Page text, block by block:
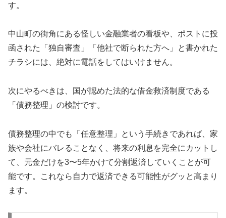
す。
中山町の街角にある怪しい金融業者の看板や、ポストに投
函された「独自審査」「他社で断られた方へ」と書かれた
チラシには、絶対に電話をしてはいけません。
次にやるべきは、国が認めた法的な借金救済制度である
「債務整理」の検討です。
債務整理の中でも「任意整理」という手続きであれば、家
族や会社にバレることなく、将来の利息を完全にカットし
て、元金だけを3〜5年かけて分割返済していくことが可
能です。これなら自力で返済できる可能性がグッと高まり
ます。